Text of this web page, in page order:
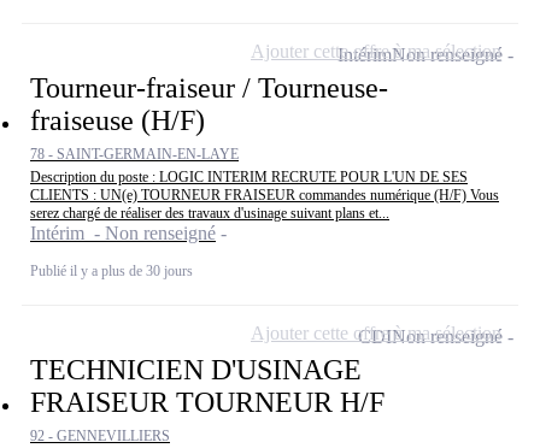
Tourneur-fraiseur / Tourneuse-
fraiseuse (H/F)
78 - SAINT-GERMAIN-EN-LAYE
Description du poste : LOGIC INTERIM RECRUTE POUR L'UN DE SES
CLIENTS : UN(e) TOURNEUR FRAISEUR commandes numérique (H/F) Vous
serez chargé de réaliser des travaux d'usinage suivant plans et...
Intérim - Non renseigné
Publié il y a plus de 30 jours
IntérimNon renseigné
Ajouter cette offre à ma sélection
TECHNICIEN D'USINAGE
FRAISEUR TOURNEUR H/F
92 - GENNEVILLIERS
CDINon renseigné
Ajouter cette offre à ma sélection